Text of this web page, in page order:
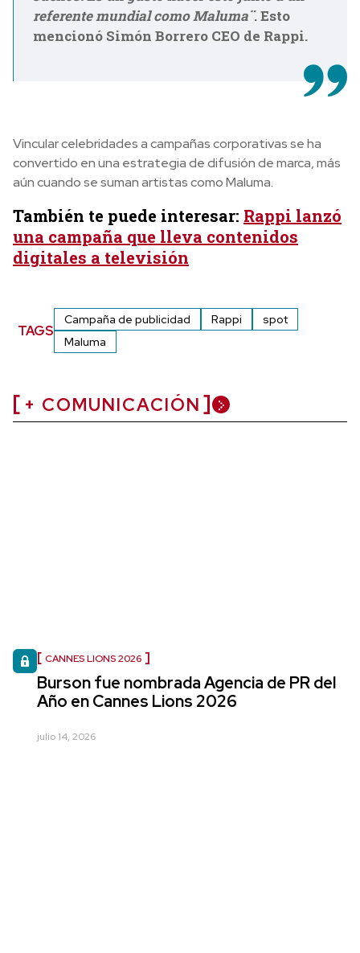
referente mundial como Maluma¨. Esto
mencionó Simón Borrero CEO de Rappi.
Vincular celebridades a campañas corporativas se ha
convertido en una estrategia de difusión de marca, más
aún cuando se suman artistas como Maluma.
También te puede interesar: Rappi lanzó
una campaña que lleva contenidos
digitales a televisión
TAGS
Campaña de publicidad Rappi
spot
Maluma
+ COMUNICACIÓN
CANNES LIONS 2026
Burson fue nombrada Agencia de PR del
Año en Cannes Lions 2026
julio 14, 2026